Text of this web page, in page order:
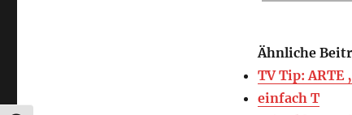
Ähnliche
TV Tip:
einfach T